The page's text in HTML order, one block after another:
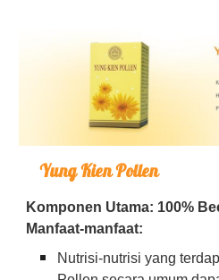
Yung Kien Pollen
Komponen Utama: 100%
Manfaat-manfaat:
Nutrisi-nutrisi yang